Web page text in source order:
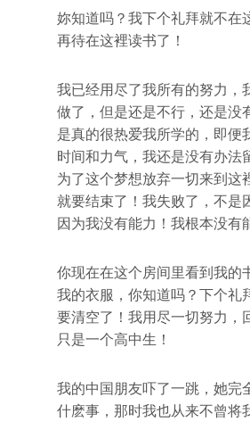
妳知道吗？我下个礼拜就不在
再待在这裡读书了！
我已经用尽了我所有的努力，
做了，但是还是不行，还是没
是真的很热爱我所学的，即便
时间和力气，我还是没有办法
为了这个梦想放弃一切来到这
就要结束了！我失败了，不是
因为我没有能力！我根本没有
你现在在这个房间里看到我的
我的衣服，你知道吗？下个礼
要清空了！我用尽一切努力，
只是一个高中生！
我的中国朋友吓了一跳，她完
什麽事，那时我也从来不曾将